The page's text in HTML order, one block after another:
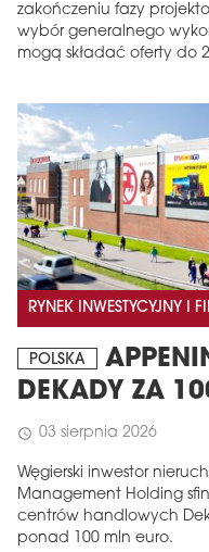
zakończeniu fazy
wybór generalnego
mogą składać oferty do
RYNEK INWESTYCYJNY I
POLSKA
DEKADY ZA
schedule 03 sierpnia 2026
Węgierski inwestor
Management Holding
centrów handlowych
ponad 100 mln euro.